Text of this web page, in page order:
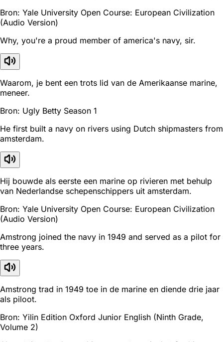
Bron: Yale University Open Course: European Civilization
(Audio Version)
Why, you're a proud member of america's navy, sir.
Waarom, je bent een trots lid van de Amerikaanse marine,
meneer.
Bron: Ugly Betty Season 1
He first built a navy on rivers using Dutch shipmasters from
amsterdam.
Hij bouwde als eerste een marine op rivieren met behulp
van Nederlandse schepenschippers uit amsterdam.
Bron: Yale University Open Course: European Civilization
(Audio Version)
Amstrong joined the navy in 1949 and served as a pilot for
three years.
Amstrong trad in 1949 toe in de marine en diende drie jaar
als piloot.
Bron: Yilin Edition Oxford Junior English (Ninth Grade,
Volume 2)